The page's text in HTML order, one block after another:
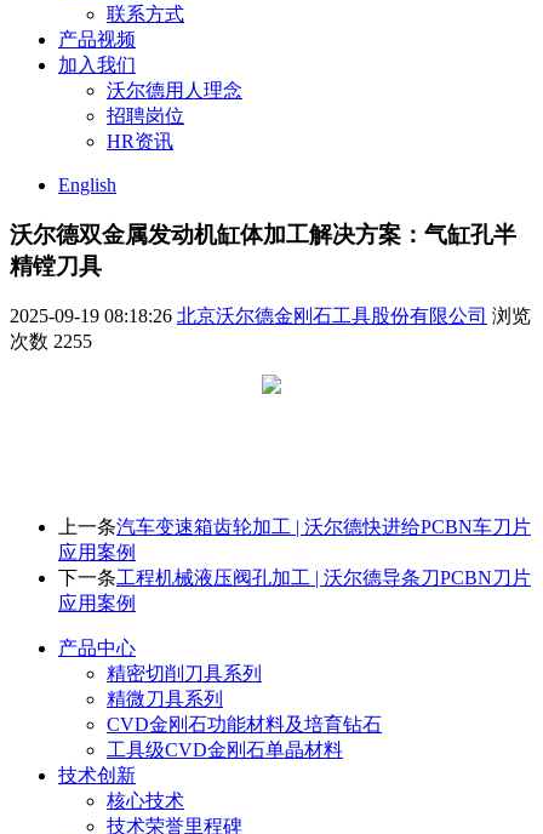
联系方式
产品视频
加入我们
沃尔德用人理念
招聘岗位
HR资讯
English
沃尔德双金属发动机缸体加工解决方案：气缸孔半
精镗刀具
2025-09-19 08:18:26 北京沃尔德金刚石工具股份有限公司 浏览
次数 2255
上一条汽车变速箱齿轮加工 | 沃尔德快进给PCBN车刀片
应用案例
下一条工程机械液压阀孔加工 | 沃尔德导条刀PCBN刀片
应用案例
产品中心
精密切削刀具系列
精微刀具系列
CVD金刚石功能材料及培育钻石
工具级CVD金刚石单晶材料
技术创新
核心技术
技术荣誉里程碑